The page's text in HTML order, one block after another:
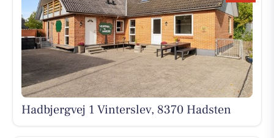
Hadbjergvej 1 Vinterslev, 8370 Hadsten